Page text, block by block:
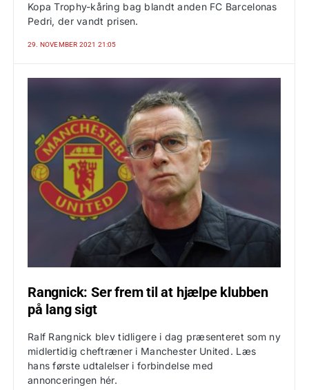
Kopa Trophy-kåring bag blandt anden FC Barcelonas
Pedri, der vandt prisen.
29. NOVEMBER 2021 21:05
Rangnick: Ser frem til at hjælpe klubben
på lang sigt
Ralf Rangnick blev tidligere i dag præsenteret som ny
midlertidig cheftræner i Manchester United. Læs
hans første udtalelser i forbindelse med
annonceringen hér.